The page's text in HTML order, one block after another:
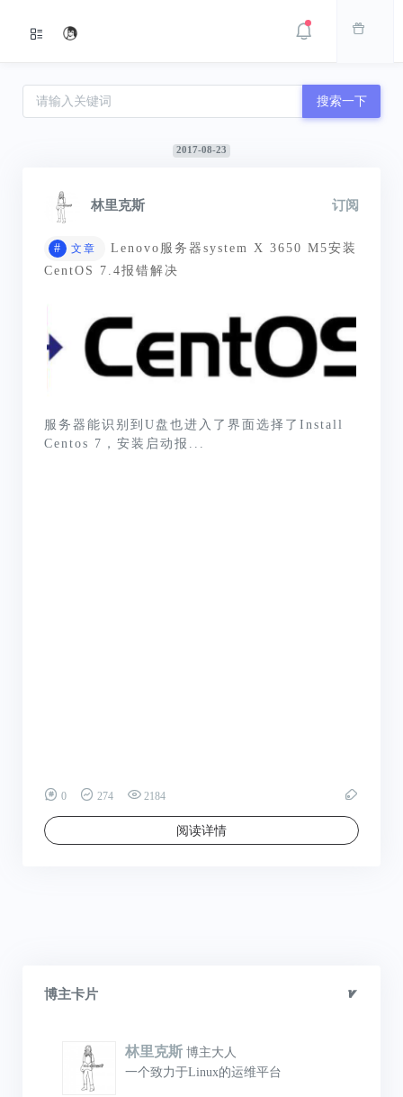
搜索一下
2017-08-23
林里克斯 订阅
# 文章
Lenovo服务器system X 3650 M5安装
CentOS 7.4报错解决
服务器能识别到U盘也进入了界面选择了Install
Centos 7，安装启动报...
0 274 2184
阅读详情
博主卡片
林里克斯 博主大人
一个致力于Linux的运维平台